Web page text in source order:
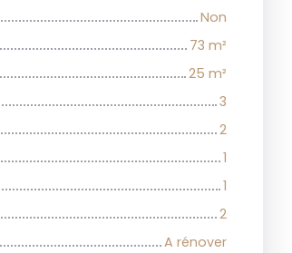
Non
73 m²
25 m²
3
2
1
1
2
A rénover